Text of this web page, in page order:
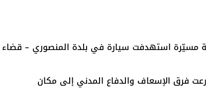
مسيّرة استهدفت سيارة في بلدة المنصوري – قضاء
فرق الإسعاف والدفاع المدني إلى مكان